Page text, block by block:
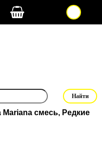
Mariana смесь, Редкие